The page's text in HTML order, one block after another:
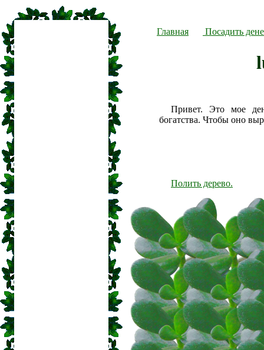
Главная Посадить
Привет. Это мое
богатства. Чтобы оно
Полить дерево.